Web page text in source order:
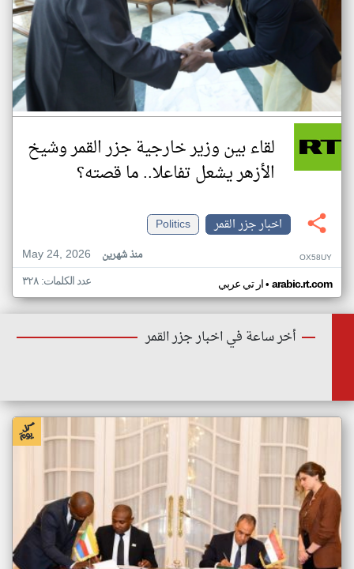
لقاء بين وزير خارجية جزر القمر وشيخ
الأزهر يشعل تفاعلا.. ما قصته؟
اخبار جزر القمر
Politics
May 24, 2026
منذ شهرين OX58UY
ار تي عربي• arabic.rt.com عدد الكلمات: ٣٢٨
أخر ساعة في اخبار جزر القمر